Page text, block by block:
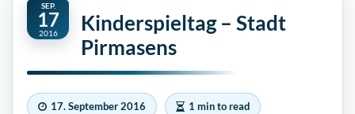
SEP.
17
2016
Kinderspieltag – Stadt
Pirmasens
17. September 2016 1 min to read